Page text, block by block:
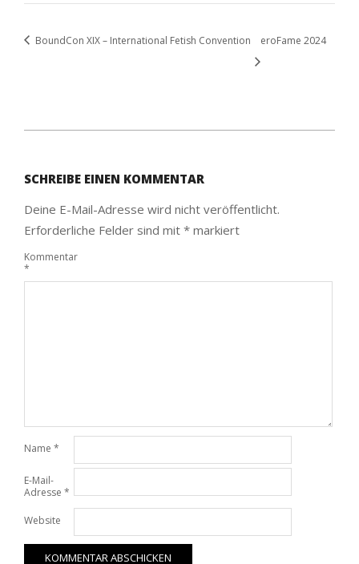
BoundCon XIX – International Fetish Convention eroFame 2024
01
SCHREIBE EINEN KOMMENTAR
Deine E-Mail-Adresse wird nicht veröffentlicht.
Erforderliche Felder sind mit * markiert
Kommentar
*
Name *
E-Mail-
Adresse *
Website